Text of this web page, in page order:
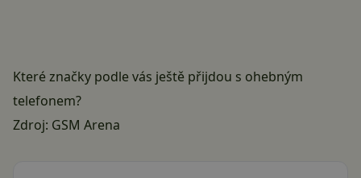
Které značky podle vás ještě přijdou s ohebným
telefonem?
Zdroj: GSM Arena